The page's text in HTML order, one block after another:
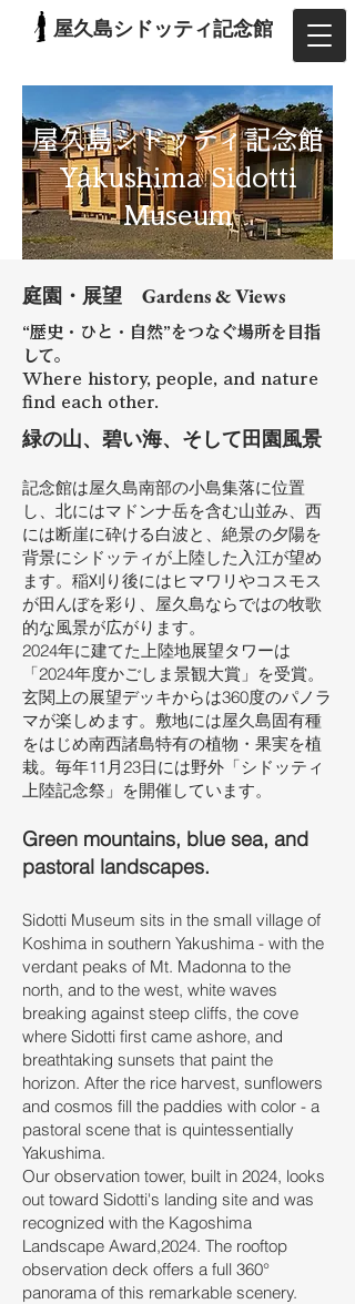
屋久島シドッティ記念館
屋久島シドッティ記念館
Yakushima Sidotti
Museum
庭園・展望 Gardens & Views
“歴史・ひと・⾃然”をつなぐ場所を⽬指
して。
Where history, people, and nature
find each other.
緑の⼭、碧い海、そして⽥園⾵景
記念館は屋久島南部の⼩島集落に位置
し、北にはマドンナ岳を含む⼭並み、⻄
には断崖に砕ける⽩波と、絶景の⼣陽を
背景にシドッティが上陸した⼊江が望め
ます。稲刈り後にはヒマワリやコスモス
が⽥んぼを彩り、屋久島ならではの牧歌
的な⾵景が広がります。
2024年に建てた上陸地展望タワーは
「2024年度かごしま景観⼤賞」を受賞。
⽞関上の展望デッキからは360度のパノラ
マが楽しめます。敷地には屋久島固有種
をはじめ南⻄諸島特有の植物・果実を植
栽。毎年11⽉23⽇には野外「シドッティ
上陸記念祭」を開催しています。
Green mountains, blue sea, and
pastoral landscapes.
Sidotti Museum sits in the small village of
Koshima in southern Yakushima - with the
verdant peaks of Mt. Madonna to the
north, and to the west, white waves
breaking against steep cliffs, the cove
where Sidotti first came ashore, and
breathtaking sunsets that paint the
horizon. After the rice harvest, sunflowers
and cosmos fill the paddies with color - a
pastoral scene that is quintessentially
Yakushima.
Our observation tower, built in 2024, looks
out toward Sidotti's landing site and was
recognized with the Kagoshima
Landscape Award,2024. The rooftop
observation deck offers a full 360°
panorama of this remarkable scenery.